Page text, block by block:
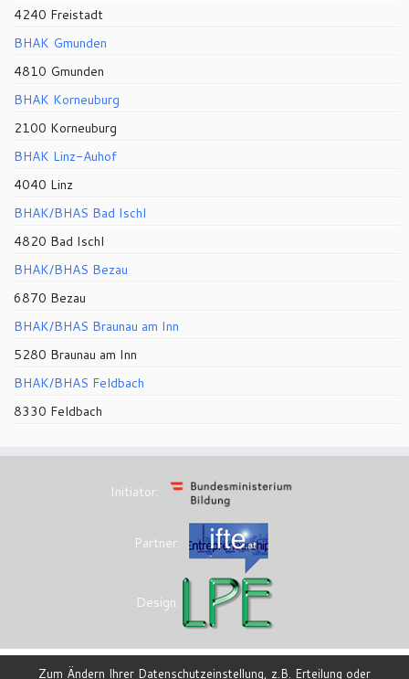
4240 Freistadt
BHAK Gmunden
4810 Gmunden
BHAK Korneuburg
2100 Korneuburg
BHAK Linz-Auhof
4040 Linz
BHAK/BHAS Bad Ischl
4820 Bad Ischl
BHAK/BHAS Bezau
6870 Bezau
BHAK/BHAS Braunau am Inn
5280 Braunau am Inn
BHAK/BHAS Feldbach
8330 Feldbach
Initiator:
Partner:
Design:
Zum Ändern Ihrer Datenschutzeinstellung, z.B. Erteilung oder